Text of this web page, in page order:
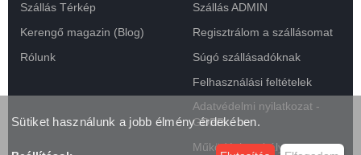
Szállás Térkép
Kerengő magazin (Blog)
Rólunk
Szállás ADMIN
Regisztrálom a szállásomat
Súgó szállásadóknak
Felhasználási feltételek
Adatvédelmi nyilatkozat -
GDPR
Működési szabályzat
Sütiket használunk a jobb élmény érdekében.